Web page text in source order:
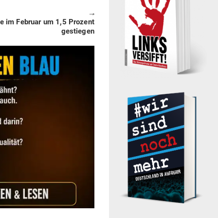
🠖
im Februar um 1,5 Prozent
gestiegen